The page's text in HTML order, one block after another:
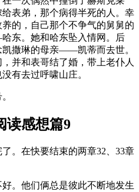
表弟，那个病得半死的人。幸
的，自己那个不争气的舅舅的
东。她和哈东坠入情网。后
撒琳的母亲——凯蒂而去世。
并和表哥结了婚，带上老仆人
有去过呼啸山庄。
读感想篇9
。在快要结束的两章32、33章
。他们俩总是彼此不断地发生